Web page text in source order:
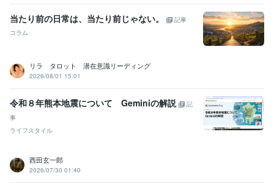
当たり前の日常は、当たり前じゃない。
記事
コラム
リラ タロット 潜在意識リーディング
2026/08/01 15:01
令和８年熊本地震について Geminiの解説
記
事
ライフスタイル
西田玄一郎
2026/07/30 01:40